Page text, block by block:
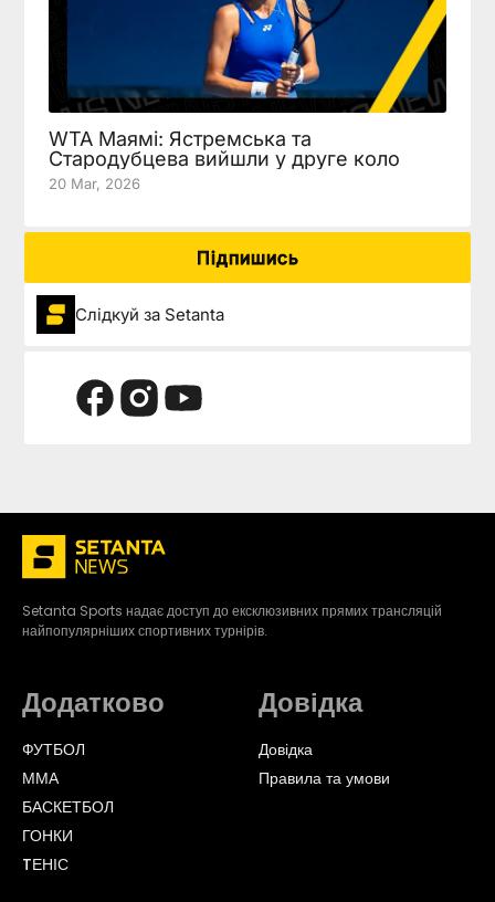
WTA Маямі: Ястремська та
Стародубцева вийшли у друге коло
20 Mar, 2026
Підпишись
Слідкуй за Setanta
Setanta Sports надає доступ до ексклюзивних прямих трансляцій
найпопулярніших спортивних турнірів.
Додатково
ФУТБОЛ
ММА
БАСКЕТБОЛ
ГОНКИ
TЕНІС
Довідка
Довідка
Правила та умови